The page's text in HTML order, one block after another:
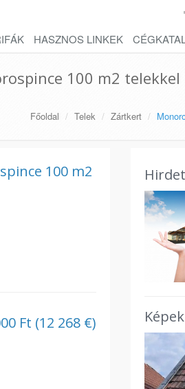
HASZNOS LINKEK
100 m2 telekkel
Főoldal Telek Zártkert
100 m2
Ft (12 268 €) Képek